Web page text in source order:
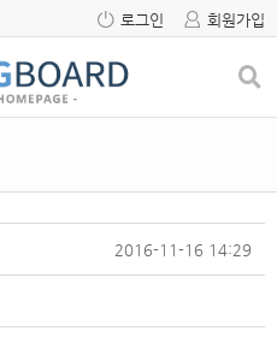
로그인 회원가입
2016-11-16 14:29